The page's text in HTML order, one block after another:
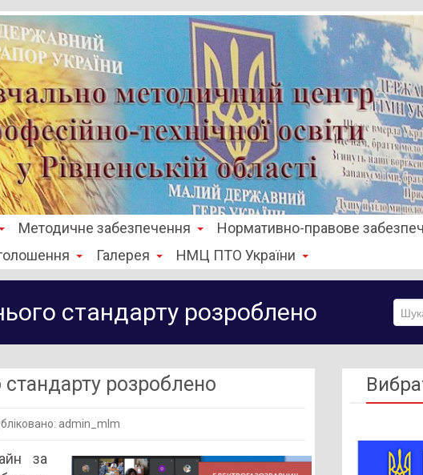
Методичне забезпечення
Нормативно-правове
Галерея НМЦ ПТО України
стандарту розроблено
розроблено
admin_mlm
за